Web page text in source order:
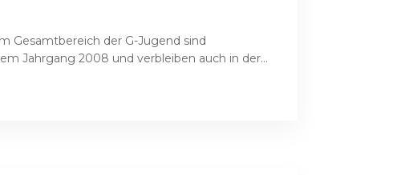
Gesamtbereich der G-Jugend sind
Jahrgang 2008 und verbleiben auch in der...